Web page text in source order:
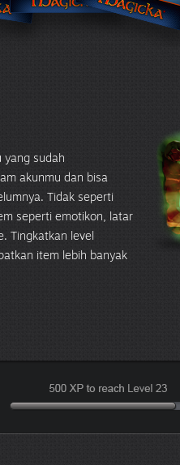
yang sudah
akunmu dan bisa
Tidak seperti
seperti emotikon, latar
Tingkatkan level
item lebih banyak